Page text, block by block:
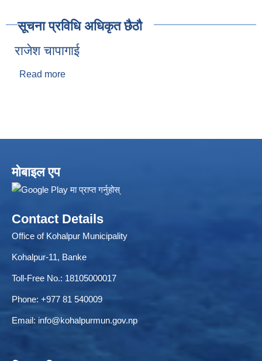
सूचना प्रविधि अधिकृत छैठौ
राजेश चापागाई
Read more
मोबाइल एप
Contact Details
Office of Kohalpur Municipality
Kohalpur-11, Banke
Toll-Free No.: 18105000017
Phone: +977 81 540009
Email: info@kohalpurmun.gov.np